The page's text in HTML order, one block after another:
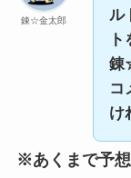
錬☆金太郎
ル
錬
コ
け
※あくまで予